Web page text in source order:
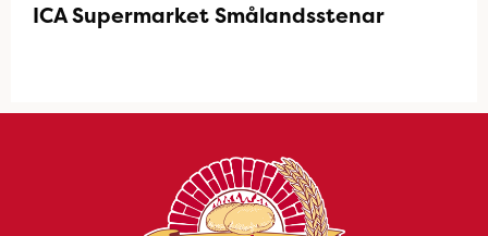
ICA Supermarket Smålandsstenar